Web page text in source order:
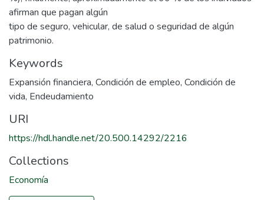
afirman que pagan algún
tipo de seguro, vehicular, de salud o seguridad de algún
patrimonio.
Keywords
Expansión financiera, Condición de empleo, Condición de
vida, Endeudamiento
URI
https://hdl.handle.net/20.500.14292/2216
Collections
Economía